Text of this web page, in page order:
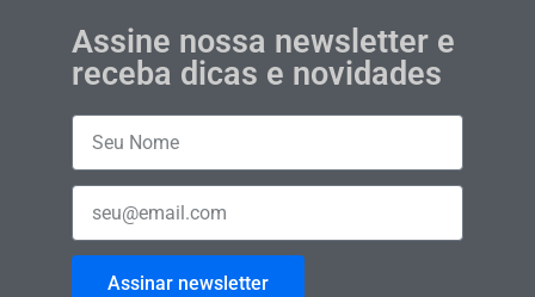
Assine nossa newsletter e
receba dicas e novidades
Assinar newsletter